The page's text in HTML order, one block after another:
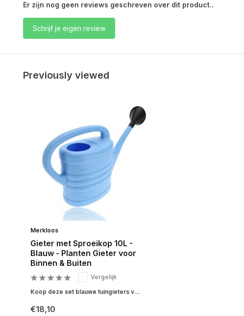
Er zijn nog geen reviews geschreven over dit product..
Schrijf je eigen review
Previously viewed
Merkloos
Gieter met Sproeikop 10L -
Blauw - Planten Gieter voor
Binnen & Buiten
Vergelijk
Koop deze set blauwe tuingieters v...
€18,10